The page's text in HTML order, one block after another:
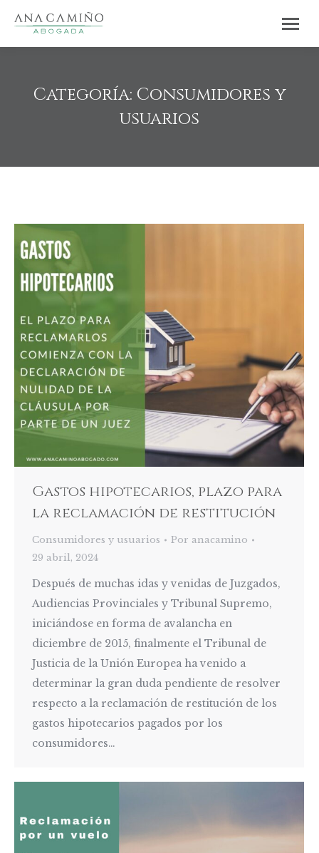
Categoría: Consumidores y
usuarios
Gastos hipotecarios, plazo para
la reclamación de restitución
Consumidores y usuarios Por anacamino
29 abril, 2024
Después de muchas idas y venidas de Juzgados,
Audiencias Provinciales y Tribunal Supremo,
iniciándose en forma de avalancha en
diciembre de 2015, finalmente el Tribunal de
Justicia de la Unión Europea ha venido a
determinar la gran duda pendiente de resolver
respecto a la reclamación de restitución de los
gastos hipotecarios pagados por los
consumidores…